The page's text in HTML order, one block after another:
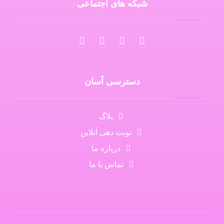
شبکه های اجتماعی
دسترسی آسان
بلاگ
نوبت دهی آنلاین
درباره ما
تماس با ما